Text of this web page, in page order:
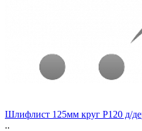
Шлифлист 125мм круг Р120 д/
..